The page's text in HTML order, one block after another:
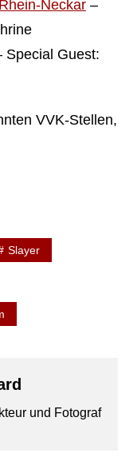
Neckar–
Special Guest:
VVK-Stellen,
Slayer
und Fotograf